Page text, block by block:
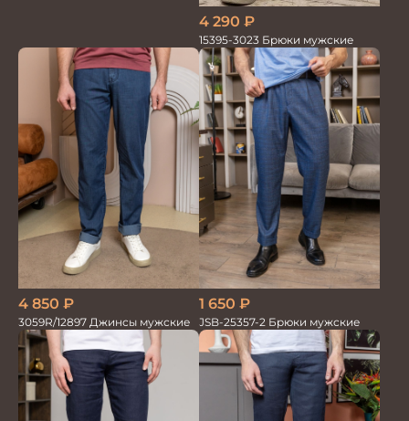
4 290 ₽
15395-3023 Брюки мужские
4 850 ₽
3059R/12897 Джинсы мужские
1 650 ₽
JSB-25357-2 Брюки мужские